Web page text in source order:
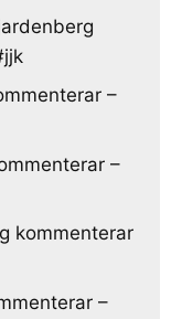
–
–
kommenterar
–